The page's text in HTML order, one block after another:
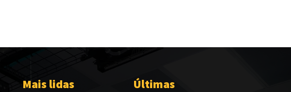
Mais lidas Últimas